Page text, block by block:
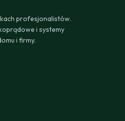
profesjonalistów.
i systemy
i firmy.